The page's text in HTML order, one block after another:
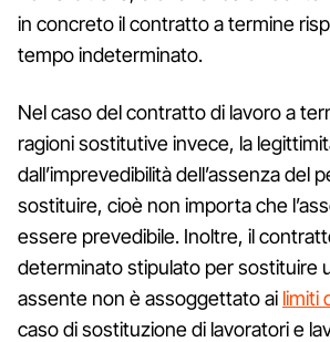
in concreto il contratto a termine
tempo indeterminato.
Nel caso del contratto di lavoro a
ragioni sostitutive invece, la
dall’imprevedibilità dell’assenza del
sostituire, cioè non importa che
essere prevedibile. Inoltre, il
determinato stipulato per sostituire
assente non è assoggettato ai limiti
caso di sostituzione di lavoratori e